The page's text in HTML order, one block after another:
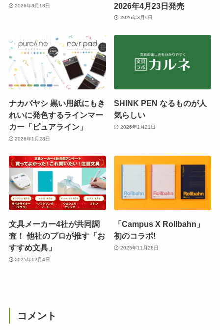
2026年3月18日
2026年4月23日発売
2026年3月9日
ナカバヤシ 黒い用紙にもき
れいに発色するラインマー
カー「ピュアライン」
2026年1月28日
SHINK PEN なるものが人
気らしい
2026年1月21日
文具メーカー4社が共同調
査！ 他社のプロが推す「お
すすめ文具」
2025年12月4日
「Campus X Rollbahn」
初のコラボ!
2025年11月28日
コメント